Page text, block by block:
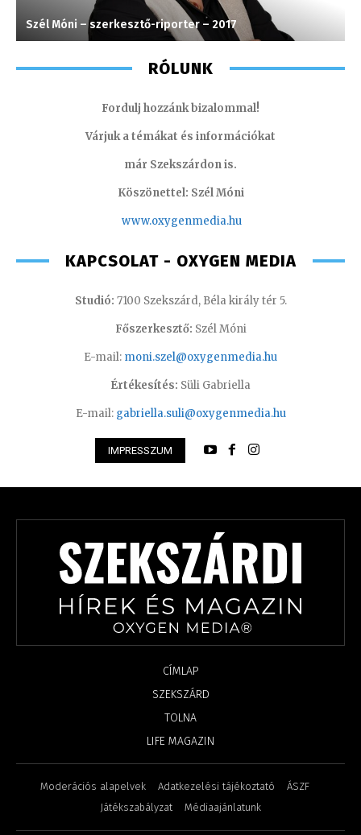
Szél Móni – szerkesztő-riporter – 2017
RÓLUNK
Fordulj hozzánk bizalommal!
Várjuk a témákat és információkat
már Szekszárdon is.
Köszönettel: Szél Móni
www.oxygenmedia.hu
KAPCSOLAT - OXYGEN MEDIA
Studió: 7100 Szekszárd, Béla király tér 5.
Főszerkesztő: Szél Móni
E-mail: moni.szel@oxygenmedia.hu
Értékesítés: Süli Gabriella
E-mail: gabriella.suli@oxygenmedia.hu
IMPRESSZUM
CÍMLAP
SZEKSZÁRD
TOLNA
LIFE MAGAZIN
Moderációs alapelvek Adatkezelési tájékoztató
ÁSZF
Játékszabályzat
Médiaajánlatunk